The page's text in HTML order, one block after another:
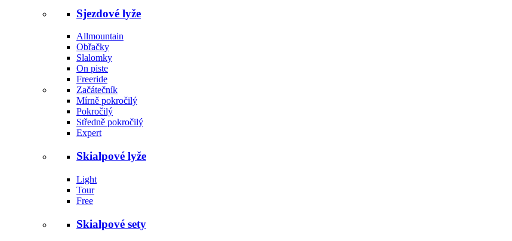
Sjezdové lyže
Allmountain
Obřačky
Slalomky
On piste
Freeride
Začátečník
Mírně pokročilý
Pokročilý
Středně pokročilý
Expert
Skialpové lyže
Light
Tour
Free
Skialpové sety